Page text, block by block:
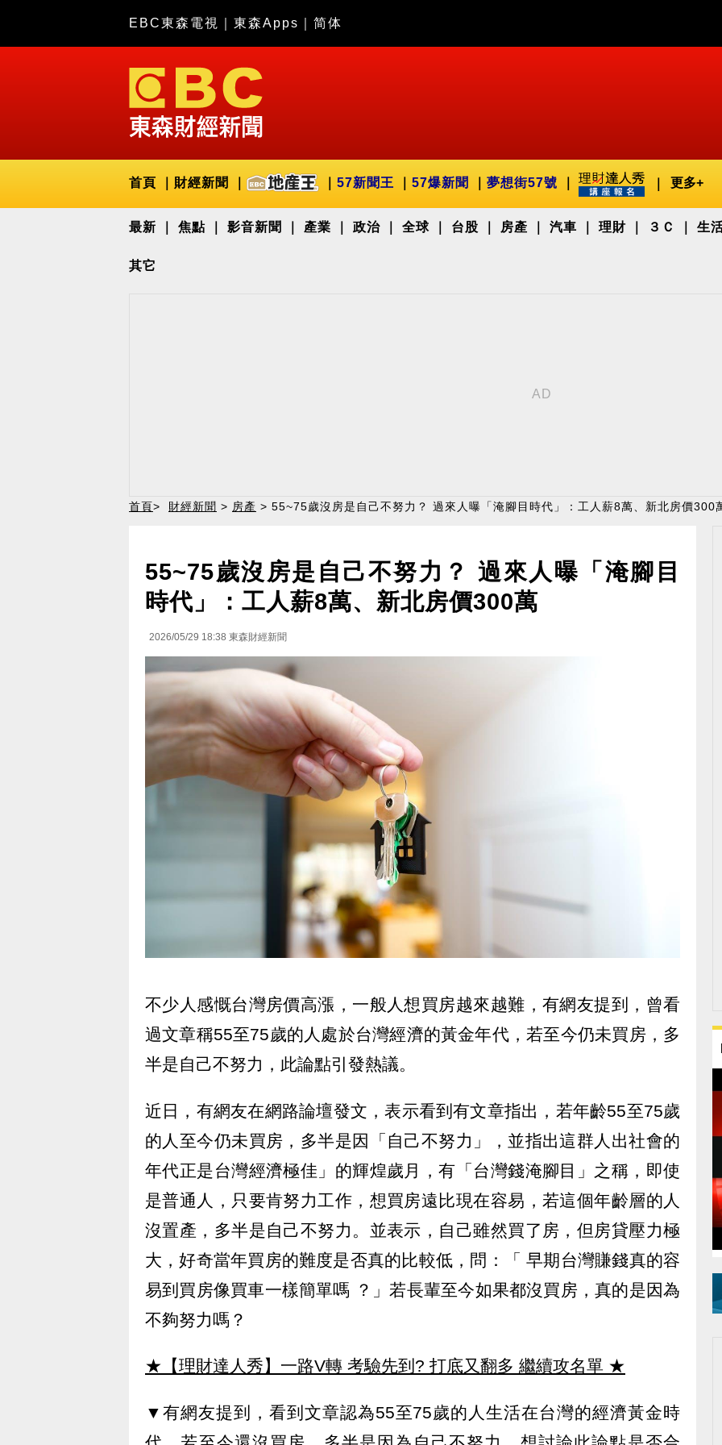
EBC東森電視 東森Apps 简体
首頁 財經新聞 57新聞王 57爆新聞 夢想街57號 更多+
最新 焦點 影音新聞 產業 政治 全球 台股 房產 汽車 理財 ３Ｃ 生
其它
首頁> 財經新聞 > 房產 > 55~75歲沒房是自己不努力？ 過來人曝「淹腳目時代」：工人薪8萬、新北房價300
55~75歲沒房是自己不努力？ 過來人曝「淹腳目
時代」：工人薪8萬、新北房價300萬
2026/05/29 18:38 東森財經新聞
不少人感慨台灣房價高漲，一般人想買房越來越難，有網友提到，曾看
過文章稱55至75歲的人處於台灣經濟的黃金年代，若至今仍未買房，多
半是自己不努力，此論點引發熱議。
近日，有網友在網路論壇發文，表示看到有文章指出，若年齡55至75歲
的人至今仍未買房，多半是因「自己不努力」，並指出這群人出社會的
年代正是台灣經濟極佳」的輝煌歲月，有「台灣錢淹腳目」之稱，即使
是普通人，只要肯努力工作，想買房遠比現在容易，若這個年齡層的人
沒置產，多半是自己不努力。並表示，自己雖然買了房，但房貸壓力極
大，好奇當年買房的難度是否真的比較低，問：「 早期台灣賺錢真的容
易到買房像買車一樣簡單嗎 ？」若長輩至今如果都沒買房，真的是因為
不夠努力嗎？
★【理財達人秀】一路V轉 考驗先到? 打底又翻多 繼續攻名單 ★
▼有網友提到，看到文章認為55至75歲的人生活在台灣的經濟黃金時